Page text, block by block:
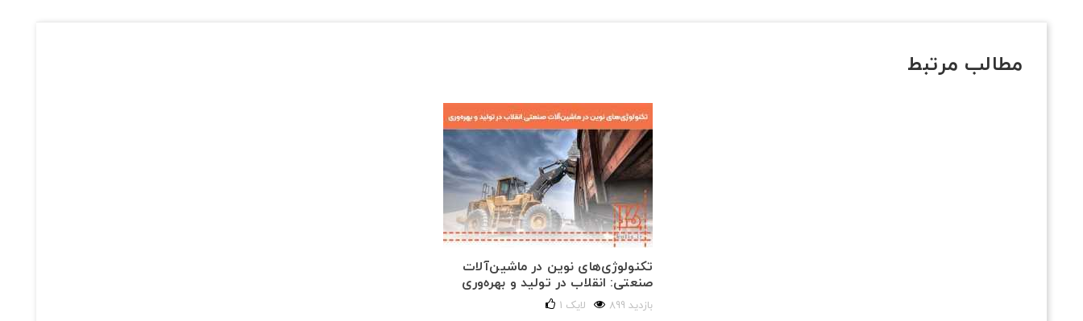
مطالب مرتبط
تکنولوژی‌های نوین در ماشین‌آلات
صنعتی: انقلاب در تولید و بهره‌وری
899 بازدید 1 لایک